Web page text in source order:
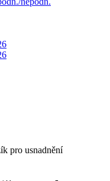
pro usnadnění